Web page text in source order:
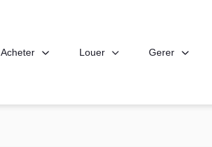
Acheter Louer Gerer